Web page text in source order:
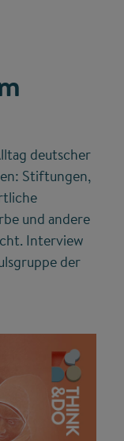
deutscher
Stiftungen,
und andere
Interview
der